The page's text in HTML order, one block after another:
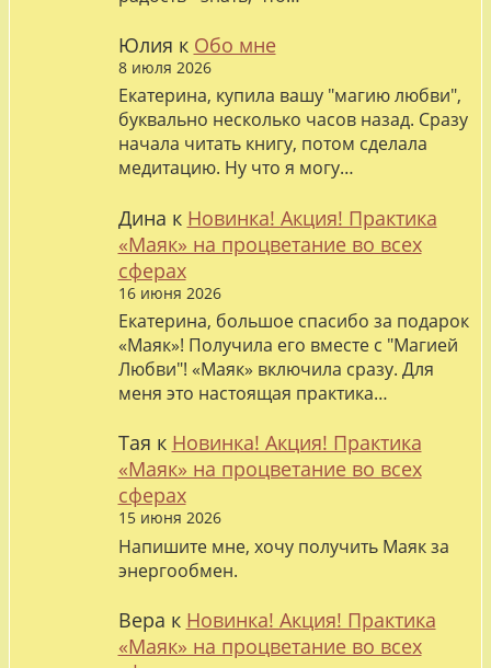
Юлия к Обо мне
8 июля 2026
Екатерина, купила вашу "магию любви",
буквально несколько часов назад. Сразу
начала читать книгу, потом сделала
медитацию. Ну что я могу…
Дина к Новинка! Акция! Практика
«Маяк» на процветание во всех
сферах
16 июня 2026
Екатерина, большое спасибо за подарок
«Маяк»! Получила его вместе с "Магией
Любви"! «Маяк» включила сразу. Для
меня это настоящая практика…
Тая к Новинка! Акция! Практика
«Маяк» на процветание во всех
сферах
15 июня 2026
Напишите мне, хочу получить Маяк за
энергообмен.
Вера к Новинка! Акция! Практика
«Маяк» на процветание во всех